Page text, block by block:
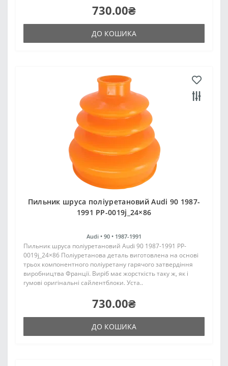
730.00₴
ДО КОШИКА
Пильник шруса поліуретановий Audi 90 1987-
1991 PP-0019j_24×86
Audi • 90 • 1987-1991
Пильник шруса поліуретановий Audi 90 1987-1991 PP-
0019j_24×86 Поліуретанова деталь виготовлена на основі
трьох компонентного поліуретану гарячого затвердіння
виробництва Франції. Виріб має жорсткість таку ж, як і
гумові оригінальні сайлентблоки. Уста..
730.00₴
ДО КОШИКА